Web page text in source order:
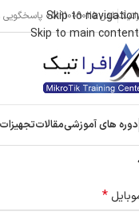
Skip to navigation
Skip to main content
تلفن 05191009025 پاسخگویی 9 الی 18
دوره های آموزشیمقالات
*